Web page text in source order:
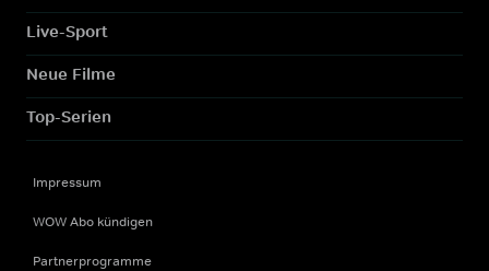
Live-Sport
Neue Filme
Top-Serien
Impressum
WOW Abo kündigen
Partnerprogramme